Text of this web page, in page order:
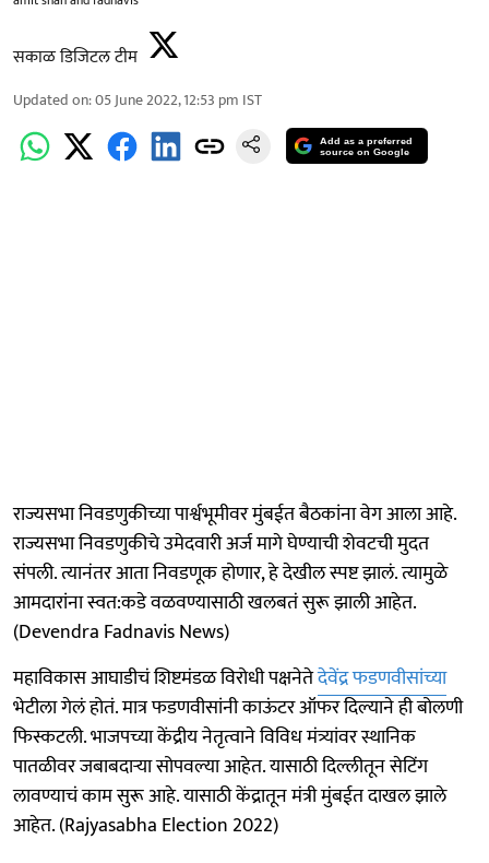
सकाळ डिजिटल टीम
Updated on:05 June 2022, 12:53 pm IST
Add as a preferred
source on Google
राज्यसभा निवडणुकीच्या पार्श्वभूमीवर मुंबईत बैठकांना वेग आला आहे.
राज्यसभा निवडणुकीचे उमेदवारी अर्ज मागे घेण्याची शेवटची मुदत
संपली. त्यानंतर आता निवडणूक होणार, हे देखील स्पष्ट झालं. त्यामुळे
आमदारांना स्वत:कडे वळवण्यासाठी खलबतं सुरू झाली आहेत.
(Devendra Fadnavis News)
महाविकास आघाडीचं शिष्टमंडळ विरोधी पक्षनेतेदेवेंद्र फडणवीसांच्या
भेटीला गेलं होतं. मात्र फडणवीसांनी काऊंटर ऑफर दिल्याने ही बोलणी
फिस्कटली. भाजपच्या केंद्रीय नेतृत्वाने विविध मंत्र्यांवर स्थानिक
पातळीवर जबाबदाऱ्या सोपवल्या आहेत. यासाठी दिल्लीतून सेटिंग
लावण्याचं काम सुरू आहे. यासाठी केंद्रातून मंत्री मुंबईत दाखल झाले
आहेत. (Rajyasabha Election 2022)